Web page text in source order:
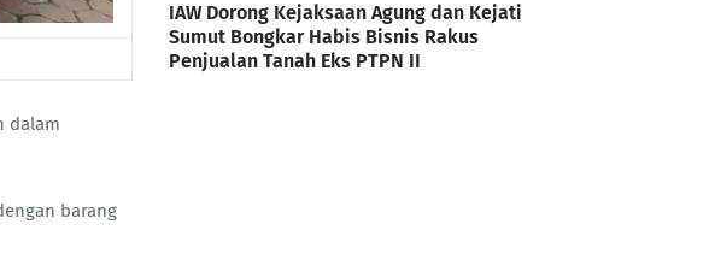
dalam
barang
IAW Dorong Kejaksaan Agung dan Kejati
Sumut Bongkar Habis Bisnis Rakus
Penjualan Tanah Eks PTPN II